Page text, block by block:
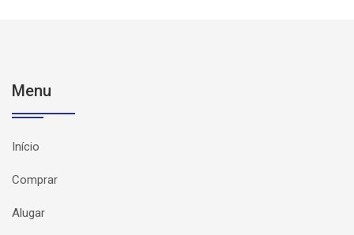
Menu
Início
Comprar
Alugar